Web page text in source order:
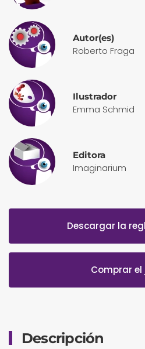
Autor(es)
Roberto Fraga
Ilustrador
Emma Schmid
Editora
Imaginarium
Descargar la
Comprar el
Descripción